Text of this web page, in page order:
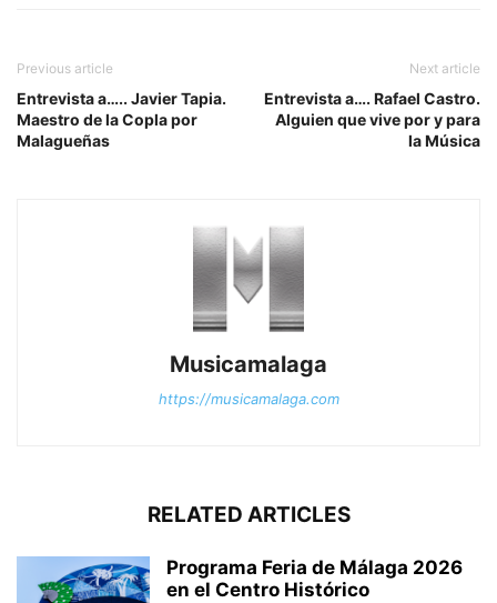
Previous article
Entrevista a….. Javier Tapia.
Maestro de la Copla por
Malagueñas
Next article
Entrevista a…. Rafael Castro.
Alguien que vive por y para
la Música
Musicamalaga
https://musicamalaga.com
RELATED ARTICLES
Programa Feria de Málaga 2026
en el Centro Histórico